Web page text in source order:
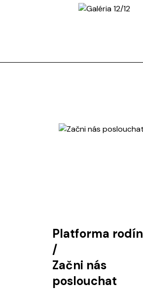
Platforma rodín
/
Začni nás
poslouchat